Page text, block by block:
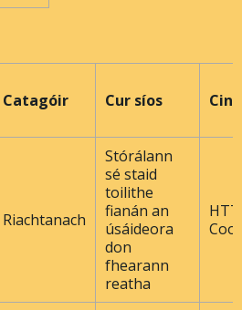
Catagóir Cur síos
Riachtanach
Stórálann
sé staid
toilithe
fianán an
úsáideora
don
fhearann ​​
reatha